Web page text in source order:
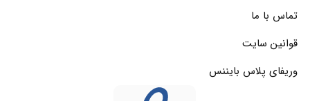
تماس با ما
قوانین سایت
وریفای پلاس بایننس